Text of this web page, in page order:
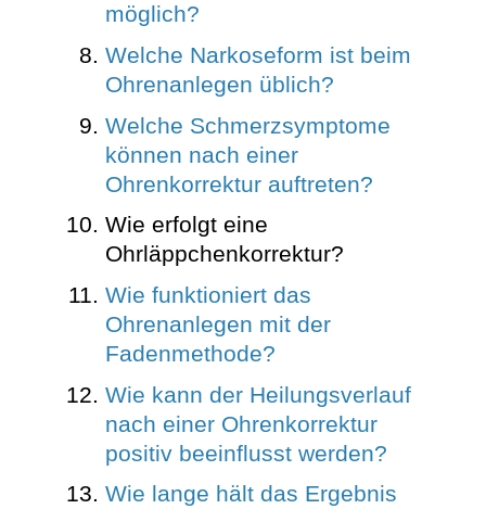
möglich?
Welche Narkoseform ist beim
Ohrenanlegen üblich?
Welche Schmerzsymptome
können nach einer
Ohrenkorrektur auftreten?
Wie erfolgt eine
Ohrläppchenkorrektur?
Wie funktioniert das
Ohrenanlegen mit der
Fadenmethode?
Wie kann der Heilungsverlauf
nach einer Ohrenkorrektur
positiv beeinflusst werden?
Wie lange hält das Ergebnis